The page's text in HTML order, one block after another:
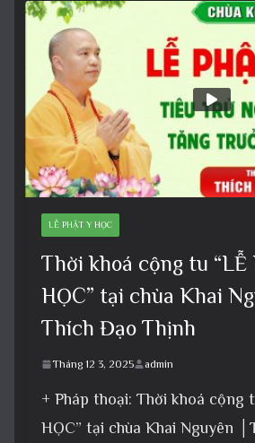
LỄ PHẬT Y HỌC
Thời khoá cộng tu “LỄ
HỌC” tại chùa Khai
Thích Đạo Thịnh
Tháng 12 3, 2025 admin
+ Pháp thoại: Thời khoá cộng
HỌC” tại chùa Khai Nguyên